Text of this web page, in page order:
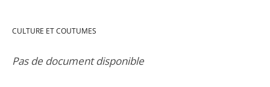
CULTURE ET COUTUMES
Pas de document disponible